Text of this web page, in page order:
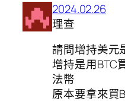
2024.02.26
理查
請問增持美元
增持是用BTC
法幣
原本要拿來買